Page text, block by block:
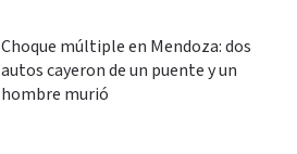
Choque múltiple en Mendoza: dos
autos cayeron de un puente y un
hombre murió